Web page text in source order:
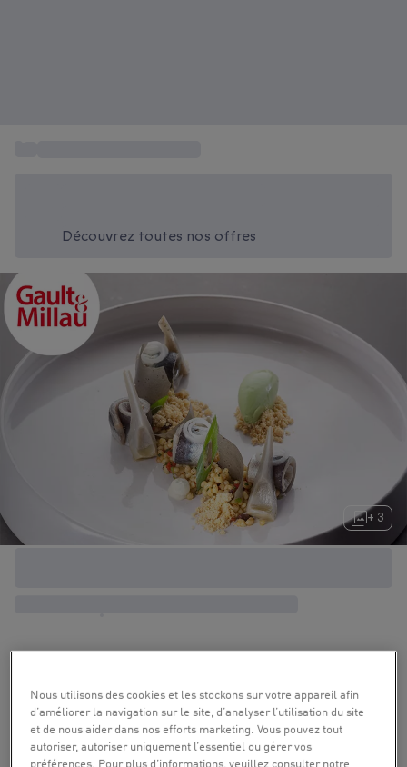
Découvrez toutes nos offres
+ 3
Nous utilisons des cookies et les stockons sur votre appareil afin
d’améliorer la navigation sur le site, d’analyser l’utilisation du site
et de nous aider dans nos efforts marketing. Vous pouvez tout
autoriser, autoriser uniquement l’essentiel ou gérer vos